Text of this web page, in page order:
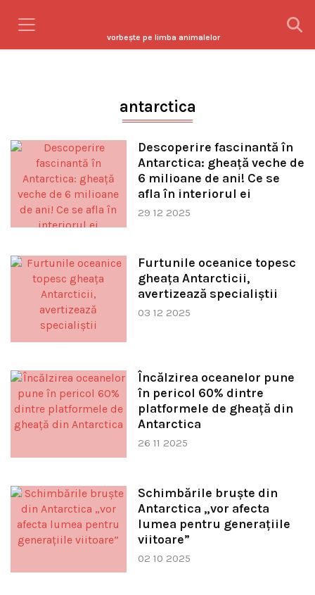
vorbeşte pe limba animalelor
antarctica
Descoperire fascinantă în
Antarctica: gheață veche de
6 milioane de ani! Ce se
afla în interiorul ei
29 12 2025
Furtunile oceanice topesc
gheața Antarcticii,
avertizează specialiștii
03 12 2025
Încălzirea oceanelor pune
în pericol 60% dintre
platformele de gheață din
Antarctica
26 11 2025
Schimbările bruște din
Antarctica „vor afecta
lumea pentru generațiile
viitoare”
02 10 2025